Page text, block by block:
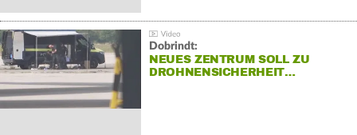
Dobrindt:
NEUES ZENTRUM SOLL ZU
DROHNENSICHERHEIT…